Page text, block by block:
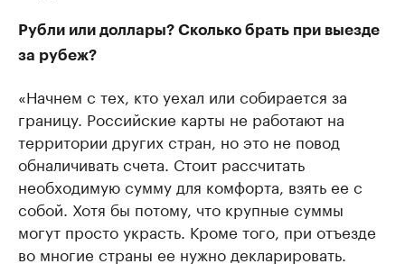
Рубли или доллары? Сколько брать при выезде
за рубеж?
«Начнем с тех, кто уехал или собирается за
границу. Российские карты не работают на
территории других стран, но это не повод
обналичивать счета. Стоит рассчитать
необходимую сумму для комфорта, взять ее с
собой. Хотя бы потому, что крупные суммы
могут просто украсть. Кроме того, при отъезде
во многие страны ее нужно декларировать.